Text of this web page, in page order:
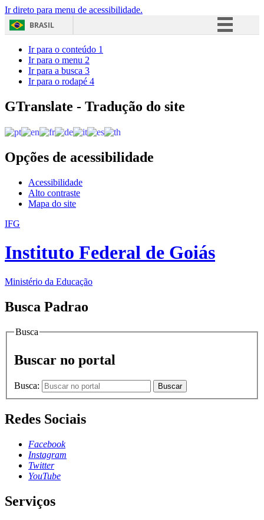
Ir direto para menu de acessibilidade.
BRASIL
Acesso à informação
Ir para o conteúdo 1
Ir para o menu 2
Ir para a busca 3
Ir para o rodapé 4
GTranslate - Tradução do site
Opções de acessibilidade
Acessibilidade
Alto contraste
Mapa do site
IFG
Instituto Federal de Goiás
Ministério da Educação
Busca Padrao
Busca
Buscar no portal
Busca: Buscar
Redes Sociais
Facebook
Instagram
Twitter
YouTube
Serviços